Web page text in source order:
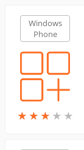
Windows
Phone
★ ★ ★ ★ ★
★ ★ ★ ★ ★